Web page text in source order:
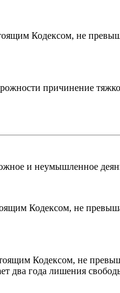
Кодексом, не
причинение
и неумышленное
Кодексом, не
Кодексом, не
два года лишения